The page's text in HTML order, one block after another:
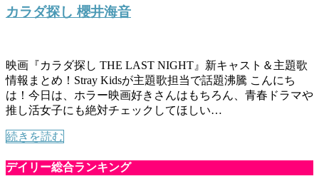
カラダ探し 櫻井海音
映画『カラダ探し THE LAST NIGHT』新キャスト＆主題歌
情報まとめ！Stray Kidsが主題歌担当で話題沸騰 こんにち
は！今日は、ホラー映画好きさんはもちろん、青春ドラマや
推し活女子にも絶対チェックしてほしい…
続きを読む
デイリー総合ランキング